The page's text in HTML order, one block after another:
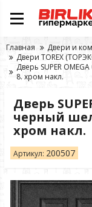
Главная Двери и
Двери TOREX
Дверь SUPER
8. хром накл.
Дверь
черный
хром накл.
Артикул: 200507